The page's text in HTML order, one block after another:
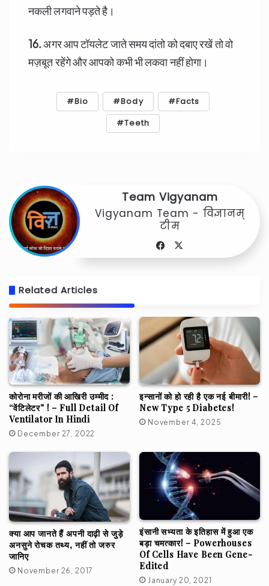
नकली लगवाने पड़ते है।
16.अगर आप टॉयलेट जाते समय दांतो को दबाए रखें तो वो
मज़बूत रहेंगे और आपको कभी भी लकवा नहीं होगा।
Bio Body Facts
Teeth
Team Vigyanam
Vigyanam Team - विज्ञानम्
टीम
Facebook
Related Articles
कोरोना मरीजों की आखिरी उम्मीद :
“वेंटिलेटर” ! – Full Detail Of
Ventilator In Hindi
December 27, 2022
इन्सानों को हो रही है एक नई बीमारी! –
New Type 5 Diabetes!
November 4, 2025
क्या आप जानते हैं अपनी दाढ़ी से जुड़े
अनसुने रोचक तथ्य, नहीं तो जरुर
जानिए
November 26, 2017
इंसानी सभ्यता के इतिहास में हुआ एक
बड़ा चमत्कार! – Powerhouses
Of Cells Have Been Gene-
Edited
January 20, 2021